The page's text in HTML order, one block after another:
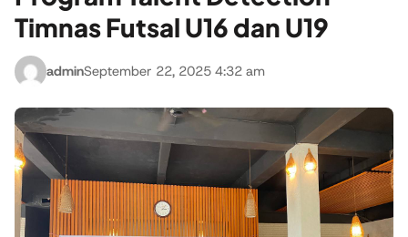
Timnas Futsal U16 dan U19
adminSeptember 22, 2025 4:32 am